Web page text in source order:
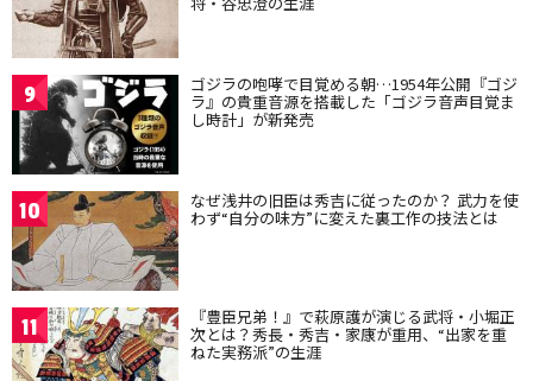
9 ゴジラの咆哮で目覚める朝…1954年公開『ゴジ
ラ』の貴重音源を搭載した「ゴジラ音声目覚ま
し時計」が新発売
10 なぜ浅井の旧臣は秀吉に従ったのか？ 武力を使
わず“自分の味方”に変えた裏工作の技法とは
11 『豊臣兄弟！』で萩原護が演じる武将・小堀正
次とは？秀長・秀吉・家康が重用、“出家を重
ねた実務派”の生涯